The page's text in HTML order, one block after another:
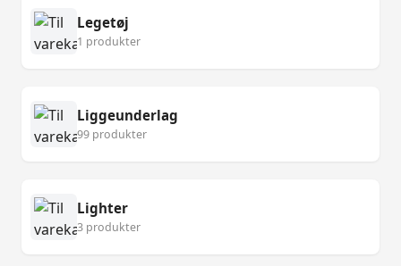
Legetøj
1 produkter
Liggeunderlag
99 produkter
Lighter
3 produkter